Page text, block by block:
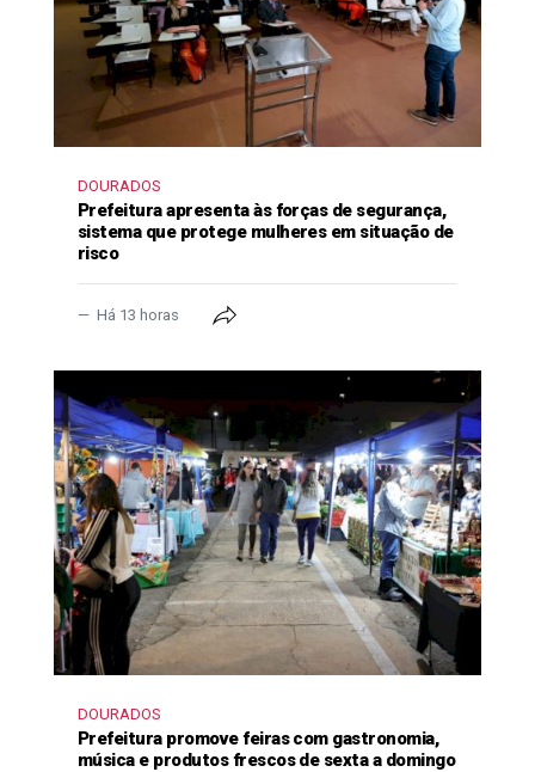
DOURADOS
Prefeitura apresenta às forças de segurança,
sistema que protege mulheres em situação de
risco
Há 13 horas
DOURADOS
Prefeitura promove feiras com gastronomia,
música e produtos frescos de sexta a domingo